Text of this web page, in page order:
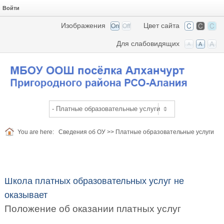
Войти
Цвет сайта
Изображения
Для слабовидящих
You are here: Сведения об ОУ >> Платные образовательные услуги
Школа платных образовательных услуг не
оказывает
Положение об оказании платных услуг